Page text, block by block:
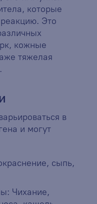
которые
Это
кожные
тяжелая
в
и могут
сыпь,
Чихание,